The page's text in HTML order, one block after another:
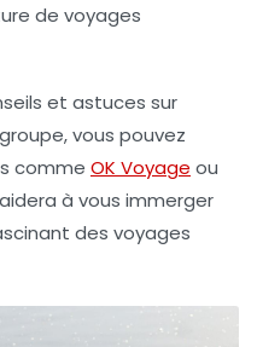
de voyages
et astuces sur
vous pouvez
comme OK Voyage ou
à vous immerger
des voyages